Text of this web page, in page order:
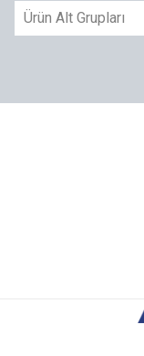
Ürün Alt Grupları